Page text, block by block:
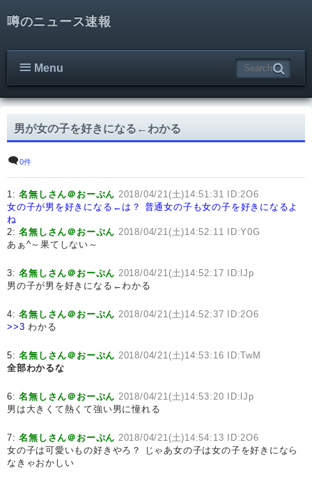
噂のニュース速報
Menu
男が女の子を好きになる←わかる
0件
1:名無しさん＠おーぷん 2018/04/21(土)14:51:31 ID:2O6
女の子が男を好きになる←は？ 普通女の子も女の子を好きになるよ
ね
2:名無しさん＠おーぷん 2018/04/21(土)14:52:11 ID:Y0G
あぁ^～果てしない～
3:名無しさん＠おーぷん 2018/04/21(土)14:52:17 ID:lJp
男の子が男を好きになる←わかる
4:名無しさん＠おーぷん 2018/04/21(土)14:52:37 ID:2O6
>>3 わかる
5:名無しさん＠おーぷん 2018/04/21(土)14:53:16 ID:TwM
全部わかるな
6:名無しさん＠おーぷん 2018/04/21(土)14:53:20 ID:lJp
男は大きくて熱くて強い男に憧れる
7:名無しさん＠おーぷん 2018/04/21(土)14:54:13 ID:2O6
女の子は可愛いもの好きやろ？ じゃあ女の子は女の子を好きになら
なきゃおかしい